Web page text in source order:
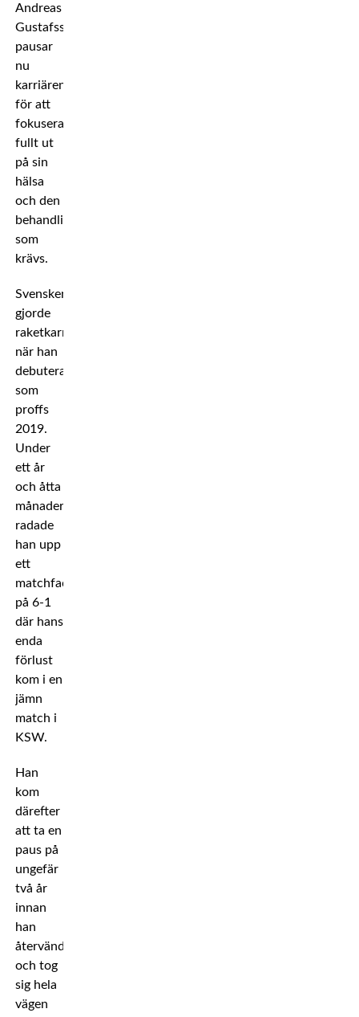
Andreas
Gustafsson
pausar
nu
karriären
för att
fokusera
fullt ut
på sin
hälsa
och den
behandling
som
krävs.
Svensken
gjorde
raketkarriär
när han
debuterade
som
proffs
2019.
Under
ett år
och åtta
månader
radade
han upp
ett
matchfacit
på 6-1
där hans
enda
förlust
kom i en
jämn
match i
KSW.
Han
kom
därefter
att ta en
paus på
ungefär
två år
innan
han
återvände
och tog
sig hela
vägen